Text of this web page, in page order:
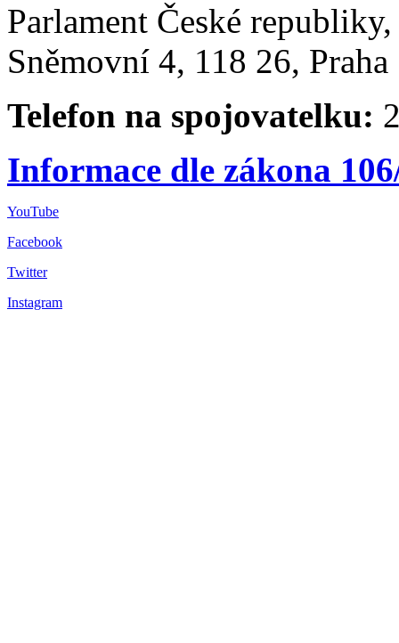
Parlament České
Sněmovní 4, 118 26,
Telefon na spojovatelku:
Informace dle zákona
YouTube
Facebook
Twitter
Instagram